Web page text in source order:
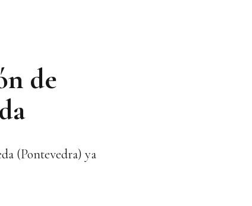
de
(Pontevedra) ya